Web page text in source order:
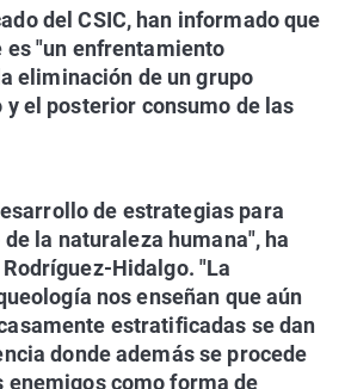
del CSIC, han informado que
es "un enfrentamiento
eliminación de un grupo
el posterior consumo de las
de estrategias para
la naturaleza humana", ha
Hidalgo. "La
nos enseñan que aún
estratificadas se dan
donde además se procede
enemigos como forma de